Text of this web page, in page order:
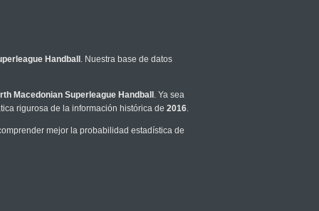
Handball . Nuestra base de datos
Macedonian Superleague Handball . Ya sea
rigurosa de la información histórica de 2016.
mejor la probabilidad estadística de